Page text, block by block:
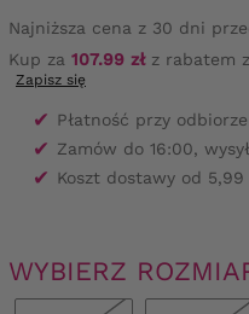
Najniższa cena z 30 dni
Kup za 107.99 złz rabatem
Zapisz się
✔ Płatność przy odbiorze
✔ Zamów do 16:00,
✔ Koszt dostawy od 5,99
WYBIERZ